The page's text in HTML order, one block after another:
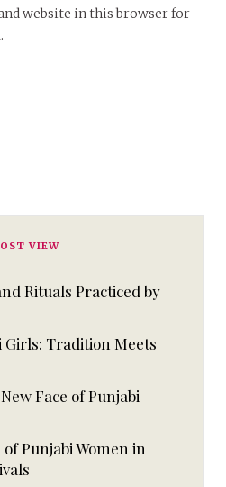
website in this browser for
VIEW
Rituals Practiced by
Girls: Tradition Meets
Face of Punjabi
Punjabi Women in